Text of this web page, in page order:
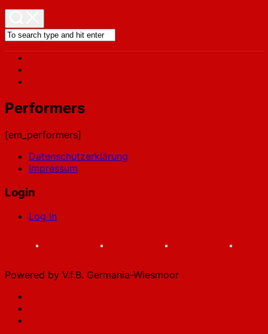
Performers
[em_performers]
Datenschutzerklärung
Impressum
Login
Log In
Powered by V.f.B. Germania-Wiesmoor